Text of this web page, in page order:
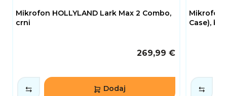
Mikrofon HOLLYLAND Lark Max 2 Combo,
crni
269,99 €
Dodaj
Mikrofon
Case),